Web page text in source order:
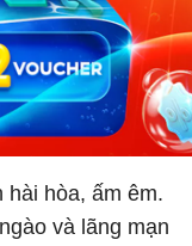
hài hòa, ấm êm.
và lãng mạn